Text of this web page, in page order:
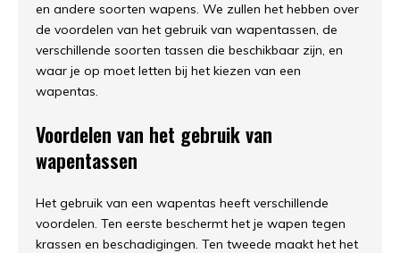
en andere soorten wapens. We zullen het hebben over
de voordelen van het gebruik van wapentassen, de
verschillende soorten tassen die beschikbaar zijn, en
waar je op moet letten bij het kiezen van een
wapentas.
Voordelen van het gebruik van
wapentassen
Het gebruik van een wapentas heeft verschillende
voordelen. Ten eerste beschermt het je wapen tegen
krassen en beschadigingen. Ten tweede maakt het het